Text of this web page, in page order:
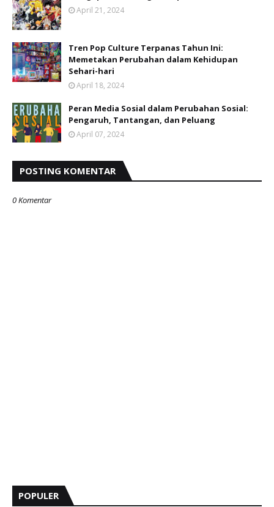
April 21, 2024
Tren Pop Culture Terpanas Tahun Ini:
Memetakan Perubahan dalam Kehidupan
Sehari-hari
April 18, 2024
Peran Media Sosial dalam Perubahan Sosial:
Pengaruh, Tantangan, dan Peluang
April 07, 2024
POSTING KOMENTAR
0 Komentar
POPULER